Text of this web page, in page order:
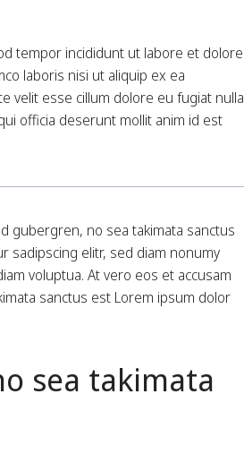
tempor incididunt ut labore et dolore
laboris nisi ut aliquip ex ea
velit esse cillum dolore eu fugiat nulla
officia deserunt mollit anim id est
gubergren, no sea takimata sanctus
sadipscing elitr, sed diam nonumy
voluptua. At vero eos et accusam
sanctus est Lorem ipsum dolor
sea takimata